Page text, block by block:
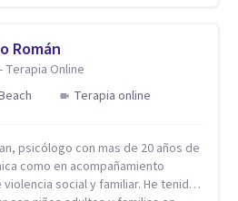
Román
Terapia Online
Terapia online
psicólogo con mas de 20 años de
como en acompañamiento
social y familiar. He tenido